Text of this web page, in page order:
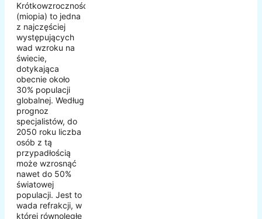
Krótkowzroczność
(miopia) to jedna
z najczęściej
występujących
wad wzroku na
świecie,
dotykająca
obecnie około
30% populacji
globalnej. Według
prognoz
specjalistów, do
2050 roku liczba
osób z tą
przypadłością
może wzrosnąć
nawet do 50%
światowej
populacji. Jest to
wada refrakcji, w
której równoległe